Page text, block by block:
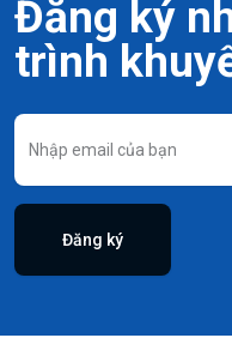
Đăng ký
trình
Đăng ký